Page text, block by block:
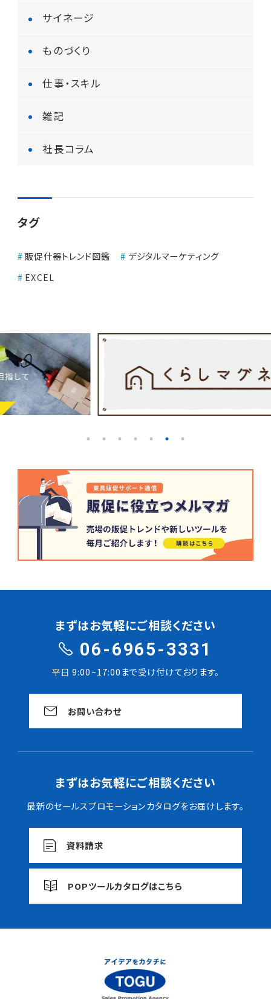
サイネージ
ものづくり
仕事・スキル
雑記
社長コラム
タグ
販促什器トレンド図鑑
デジタルマーケティング
EXCEL
まずはお気軽にご相談ください
06-6965-3331
平日 9:00~17:00まで受け付けております。
お問い合わせ
まずはお気軽にご相談ください
最新のセールスプロモーションカタログをお届けします。
資料請求
POPツールカタログはこちら